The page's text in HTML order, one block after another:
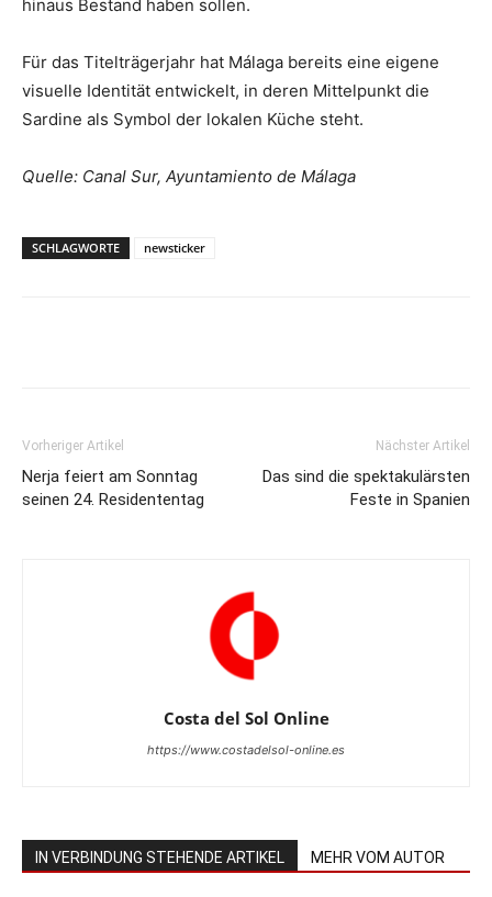
hinaus Bestand haben sollen.
Für das Titelträgerjahr hat Málaga bereits eine eigene
visuelle Identität entwickelt, in deren Mittelpunkt die
Sardine als Symbol der lokalen Küche steht.
Quelle: Canal Sur, Ayuntamiento de Málaga
SCHLAGWORTE newsticker
Vorheriger Artikel
Nerja feiert am Sonntag
seinen 24. Residententag
Nächster Artikel
Das sind die spektakulärsten
Feste in Spanien
Costa del Sol Online
https://www.costadelsol-online.es
IN VERBINDUNG STEHENDE ARTIKEL MEHR VOM AUTOR